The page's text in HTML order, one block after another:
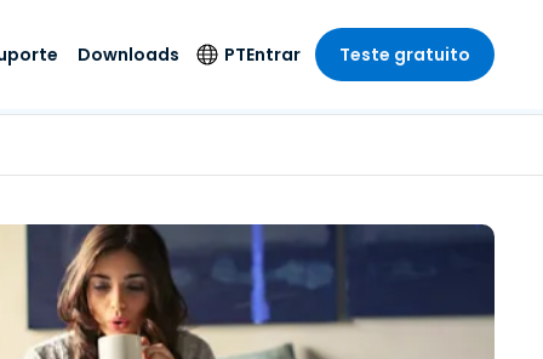
de
On-
Antivírus
Detecção e
Resposta de
Endpoint
Foxpass Acesso e
Sector Público
Sistema
Downloads PT
Deutsch
Español
Français
Entrar Teste gratuito